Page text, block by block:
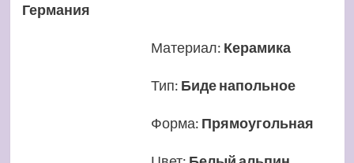
Германия
Материал: Керамика
Тип: Биде напольное
Форма: Прямоугольная